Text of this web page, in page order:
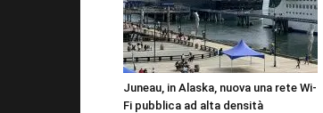
Juneau, in Alaska, nuova una rete Wi-
Fi pubblica ad alta densità